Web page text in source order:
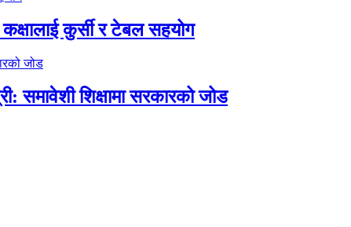
कुर्सी र टेबल सहयोग
समावेशी शिक्षामा सरकारको जोड